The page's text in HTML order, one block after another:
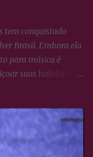
tem conquistado
Brasil. Embora ela
para música é
suas habilidades
conhecer técnicas
a voz. Essas
e ela tem se